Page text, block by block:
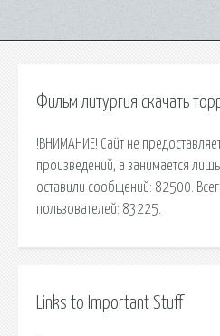
Фильм литургия скачать
!ВНИМАНИЕ! Сайт не
произведений, а занимается
оставили сообщений: 82500.
пользователей: 83225.
Links to Important Stuff